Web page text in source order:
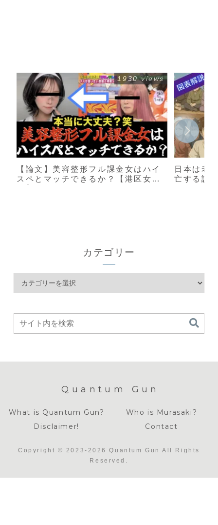
【論文】美容整形フル課金女はハイ
スペとマッチできるか？【港区女
1930 views
日本は老
亡する説
カテゴリー
Quantum Gun
What is Quantum Gun?
Who is Murasaki?
Disclaimer!
Contact
Copyright © 2023-2026 Quantum Gun All Rights
Reserved.